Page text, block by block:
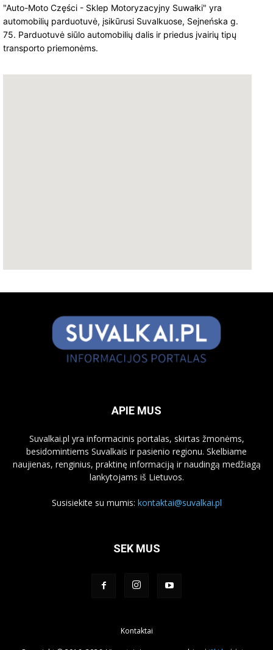
"Auto-Moto Części - Sklep Motoryzacyjny Suwałki" yra
automobilių parduotuvė, įsikūrusi Suvalkuose, Sejneńska g.
75. Parduotuvė siūlo automobilių dalis ir priedus įvairių tipų
transporto priemonėms.
APIE MUS
Suvalkai.pl yra informacinis portalas, skirtas žmonėms,
besidomintiems Suvalkais ir pasienio regionu. Skelbiame
naujienas, renginius, praktinę informaciją ir naudingą medžiagą
lankytojams iš Lietuvos.
Susisiekite su mumis: kontaktai@suvalkai.pl
SEK MUS
Kontaktai